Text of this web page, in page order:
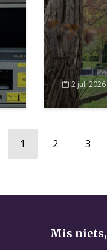
2 juli 2026
1 2 3
Mis